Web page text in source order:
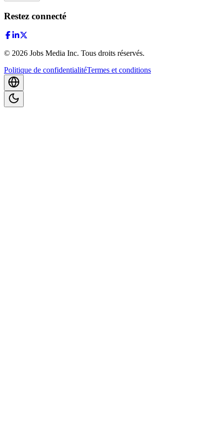
Restez connecté
© 2026 Jobs Media Inc. Tous droits réservés.
Politique de confidentialitéTermes et conditions